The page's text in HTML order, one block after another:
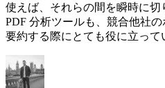
使えば、それらの間を瞬時に切
PDF 分析ツールも、競合他社
要約する際にとても役に立って